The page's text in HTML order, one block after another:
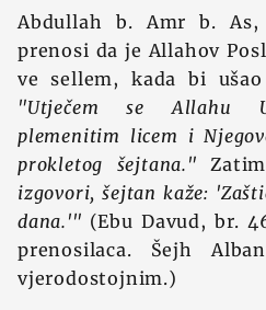
Abdullah b. Amr b. As,
prenosi da je Allahov
ve sellem, kada bi
"Utječem se Allahu
plemenitim licem i
prokletog šejtana."
izgovori, šejtan kaže:
dana.'" (Ebu Davud, br.
prenosilaca. Šejh
vjerodostojnim.)